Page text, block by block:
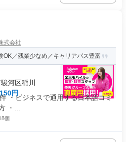
式会社
OK／残業少なめ／キャリアパス豊富
河区稲川
円
・ビジネスで通用する日本語コミ
・...
個